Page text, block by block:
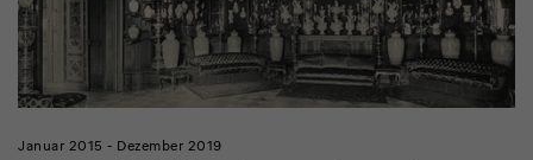
Januar 2015 - Dezember 2019